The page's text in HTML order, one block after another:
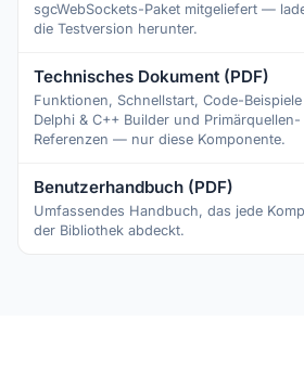
sgcWebSockets-Paket mitgeliefert —
die Testversion herunter.
Technisches Dokument (PDF)
Funktionen, Schnellstart, Code-
Delphi & C++ Builder und Primärquellen-
Referenzen — nur diese Komponente.
Benutzerhandbuch (PDF)
Umfassendes Handbuch, das jede
der Bibliothek abdeckt.